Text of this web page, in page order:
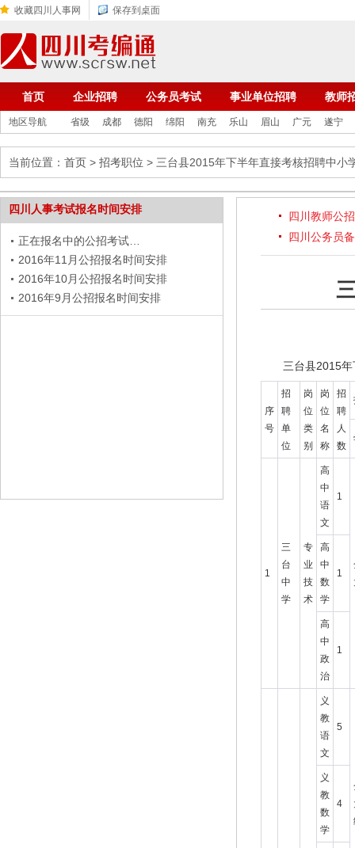
收藏四川人事网 保存到桌面
首页 企业招聘 公务员考试 事业单位招聘 教师
地区导航 省级 成都 德阳 绵阳 南充 乐山 眉山 广元 遂宁
当前位置： 首页 > 招考职位 > 三台县2015年下半年直接考核招聘中小
四川人事考试报名时间安排
正在报名中的公招考试…
2016年11月公招报名时间安排
2016年10月公招报名时间安排
2016年9月公招报名时间安排
四川教师公
四川公务员
三台县2015
序
号
招
聘
单
位
岗
位
类
别
岗
位
名
称
招
聘
人
数
1
三
台
中
学
专
业
技
术
高
中
语
文
1
高
中
数
学
1
高
中
政
治
1
义
教
语
文
5
义
教
数
学
4